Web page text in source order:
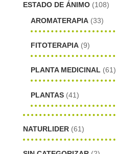
ESTADO DE ÁNIMO (108)
AROMATERAPIA (33)
FITOTERAPIA (9)
PLANTA MEDICINAL (61)
PLANTAS (41)
NATURLIDER (61)